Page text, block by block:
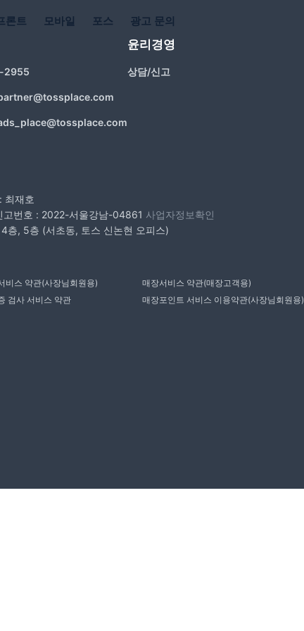
론트 모바일 포스 광고 문의
2955
윤리경영
상담/신고
최재호
고번호 : 2022-서울강남-04861 사업자정보확인
층, 5층 (서초동, 토스 신논현 오피스)
비스 약관(사장님회원용)
매장서비스 약관(매장고객용)
검사 서비스 약관
매장포인트 서비스 이용약관(사장님회원용)